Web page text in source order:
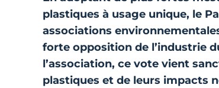
plastiques à usage unique, le
associations
forte opposition de l’industrie
l’association, ce vote vient
plastiques et de leurs impacts